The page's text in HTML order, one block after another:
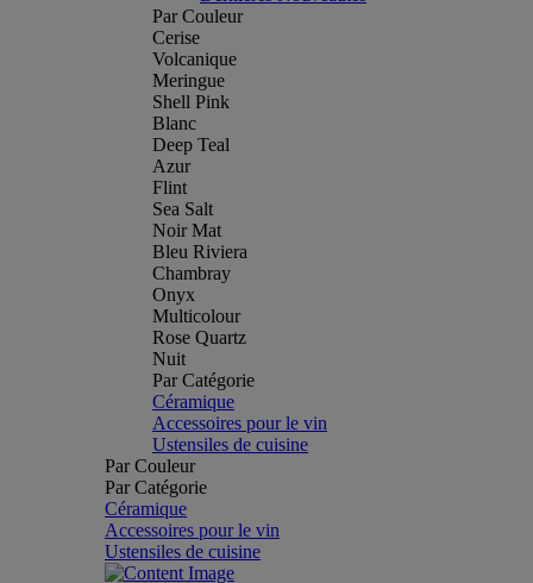
Par Couleur
Cerise
Volcanique
Meringue
Shell Pink
Blanc
Deep Teal
Azur
Flint
Sea Salt
Noir Mat
Bleu Riviera
Chambray
Onyx
Multicolour
Rose Quartz
Nuit
Par Catégorie
Céramique
Accessoires pour le vin
Ustensiles de cuisine
Par Couleur
Par Catégorie
Céramique
Accessoires pour le vin
Ustensiles de cuisine